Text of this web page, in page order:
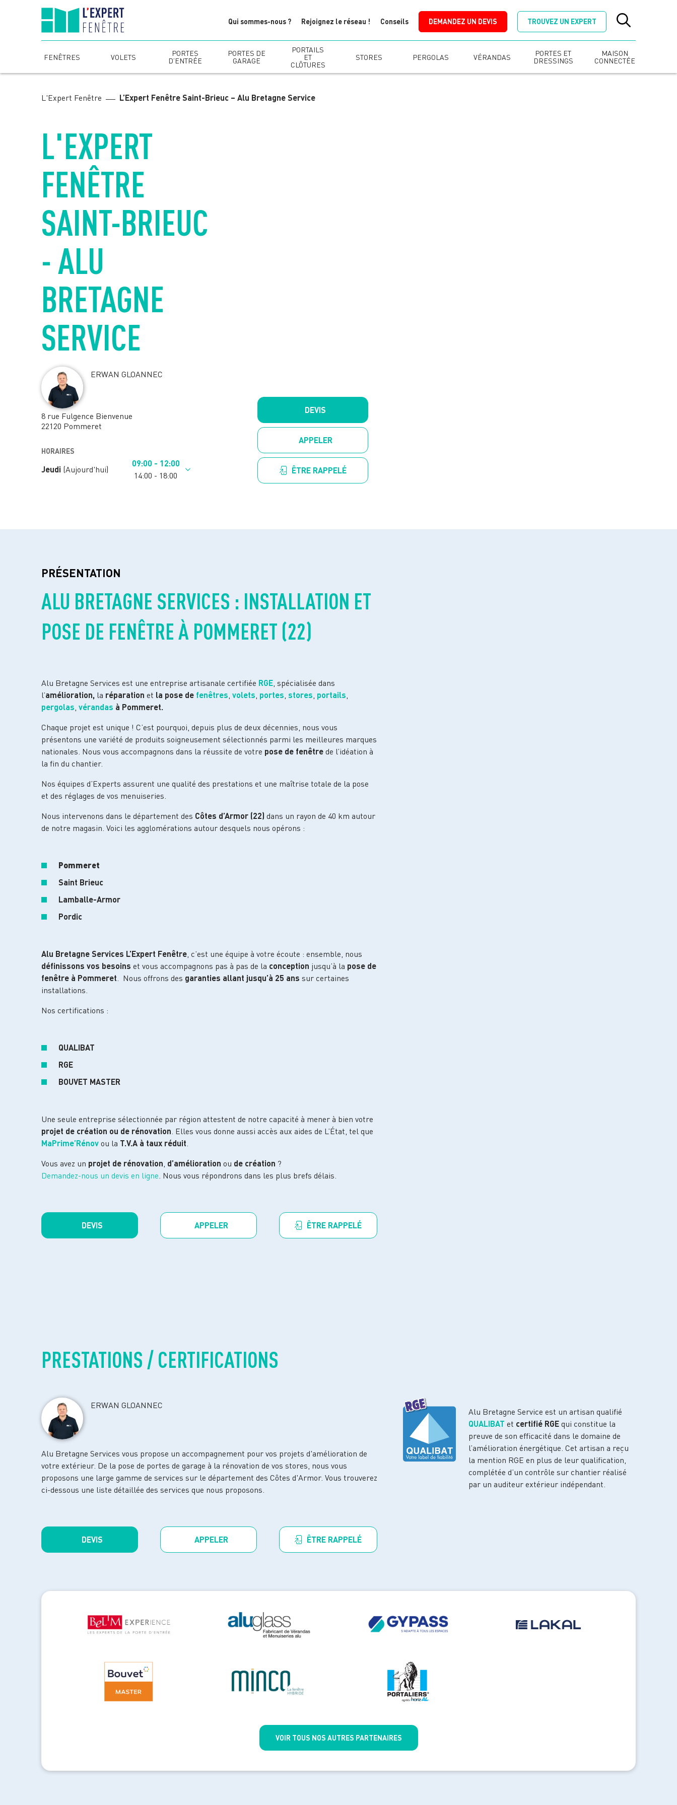
Qui sommes-nous ? Rejoignez le réseau ! Conseils DEMANDEZ UN DEVIS TROUVEZ UN EXPERT
FENÊTRES VOLETS
PORTES
D’ENTRÉE
PORTES DE
GARAGE
PORTAILS
ET
CLÔTURES
STORES PERGOLAS VÉRANDAS
PORTES ET
DRESSINGS
MAISON
CONNECTÉE
L'Expert Fenêtre L’Expert Fenêtre Saint-Brieuc – Alu Bretagne Service
L'EXPERT
FENÊTRE
SAINT-BRIEUC
- ALU
BRETAGNE
SERVICE
ERWAN GLOANNEC
8 rue Fulgence Bienvenue
22120 Pommeret
HORAIRES
Jeudi (Aujourd'hui)
09:00 - 12:00
14:00 - 18:00
DEVIS
APPELER
ÊTRE RAPPELÉ
PRÉSENTATION
ALU BRETAGNE SERVICES : INSTALLATION ET
POSE DE FENÊTRE À POMMERET (22)
Alu Bretagne Services est une entreprise artisanale certifiée RGE, spécialisée dans
l’amélioration, la réparation et la pose de fenêtres volets portes stores portails
pergolas vérandas à Pommeret.
Chaque projet est unique ! C’est pourquoi, depuis plus de deux décennies, nous vous
présentons une variété de produits soigneusement sélectionnés parmi les meilleures marques
nationales. Nous vous accompagnons dans la réussite de votre pose de fenêtrede l’idéation à
la fin du chantier.
Nos équipes d’Experts assurent une qualité des prestations et une maîtrise totale de la pose
et des réglages de vos menuiseries.
Nous intervenons dans le département des Côtes d’Armor (22) dans un rayon de 40 km autour
de notre magasin. Voici les agglomérations autour desquels nous opérons :
Pommeret
Saint Brieuc
Lamballe-Armor
Pordic
Alu Bretagne Services L’Expert Fenêtre, c’est une équipe à votre écoute : ensemble, nous
définissons vos besoins et vous accompagnons pas à pas de la conception jusqu’à la pose de
fenêtre à Pommeret . Nous offrons des garanties allant jusqu’à 25 ans sur certaines
installations.
Nos certifications :
QUALIBAT
RGE
BOUVET MASTER
Une seule entreprise sélectionnée par région attestent de notre capacité à mener à bien votre
projet de création ou de rénovation . Elles vous donne aussi accès aux aides de L’État, tel que
MaPrime’Rénovou la T.V.A à taux réduit
Vous avez un projet de rénovation d’amélioration ou de création ?
Demandez-nous un devis en ligne . Nous vous répondrons dans les plus brefs délais.
DEVIS APPELER ÊTRE RAPPELÉ
PRESTATIONS / CERTIFICATIONS
ERWAN GLOANNEC
Alu Bretagne Services vous propose un accompagnement pour vos projets d'amélioration de
votre extérieur. De la pose de portes de garage à la rénovation de vos stores, nous vous
proposons une large gamme de services sur le département des Côtes d'Armor. Vous trouverez
ci-dessous une liste détaillée des services que nous proposons.
DEVIS APPELER ÊTRE RAPPELÉ
Alu Bretagne Service est un artisan qualifié
QUALIBAT et certifié RGEqui constitue la
preuve de son efficacité dans le domaine de
l’amélioration énergétique. Cet artisan a reçu
la mention RGE en plus de leur qualification,
complétée d’un contrôle sur chantier réalisé
par un auditeur extérieur indépendant.
VOIR TOUS NOS AUTRES PARTENAIRES